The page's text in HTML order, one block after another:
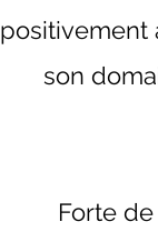
positivement
son
Forte